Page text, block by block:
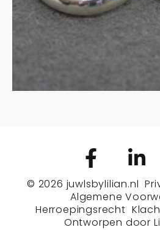
MEER
© 2026 juwlsbylilian.nl
Algemene
Herroepingsrecht
Ontworpen door